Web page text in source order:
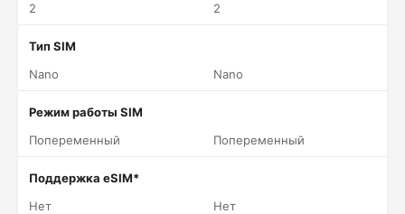
2
2
Тип SIM
Nano
Nano
Режим работы SIM
Попеременный
Попеременный
Поддержка eSIM*
Нет
Нет